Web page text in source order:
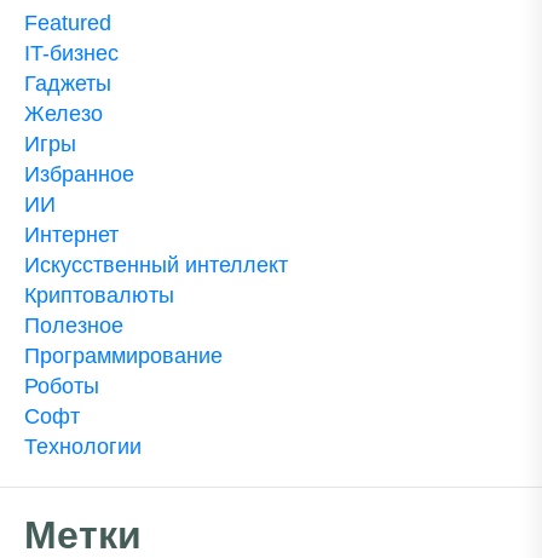
Featured
IT-бизнес
Гаджеты
Железо
Игры
Избранное
ИИ
Интернет
Искусственный интеллект
Криптовалюты
Полезное
Программирование
Роботы
Софт
Технологии
Метки